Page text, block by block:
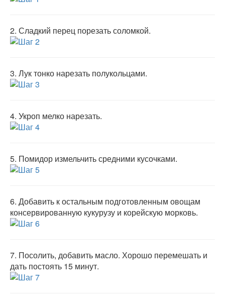
2. Сладкий перец порезать соломкой.
3. Лук тонко нарезать полукольцами.
4. Укроп мелко нарезать.
5. Помидор измельчить средними кусочками.
6. Добавить к остальным подготовленным овощам
консервированную кукурузу и корейскую морковь.
7. Посолить, добавить масло. Хорошо перемешать и
дать постоять 15 минут.